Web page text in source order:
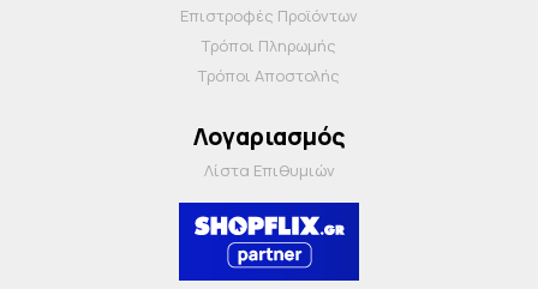
Επιστροφές Προϊόντων
Τρόποι Πληρωμής
Τρόποι Αποστολής
Λογαριασμός
Λίστα Επιθυμιών